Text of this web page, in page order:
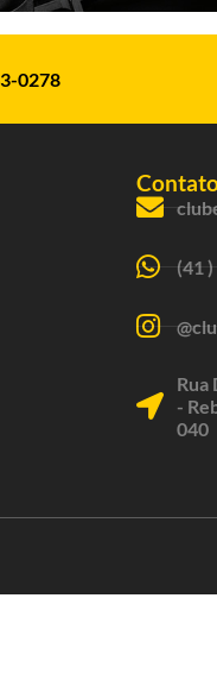
0278
(41
Rua
-
040